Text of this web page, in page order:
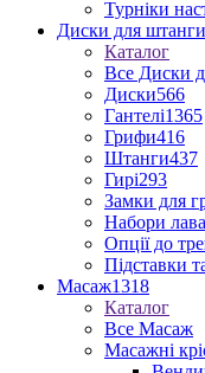
Турніки
Диски для
Каталог
Все Диски
Диски566
Гантелі1365
Грифи416
Штанги437
Гирі293
Замки для
Набори
Опції до
Підставки
Масаж1318
Каталог
Все Масаж
Масажні